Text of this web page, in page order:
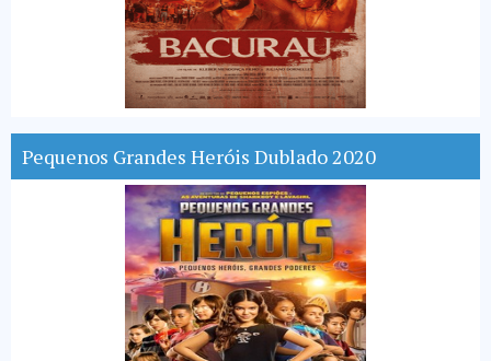
Pequenos Grandes Heróis Dublado 2020